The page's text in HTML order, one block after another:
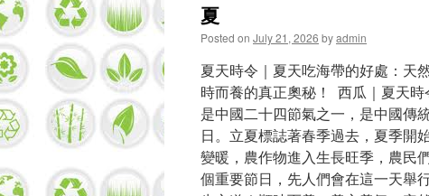
夏
Posted on July 21, 2026 byadmin
夏天時令｜夏天吃海帶的好處：天
時而養的真正奧秘！ 西瓜｜夏天
是中國二十四節氣之一，是中國傳
日。立夏標誌著春季過去，夏季開
變暖，農作物進入生長旺季，農民
個重要節日，先人們會在這一天舉